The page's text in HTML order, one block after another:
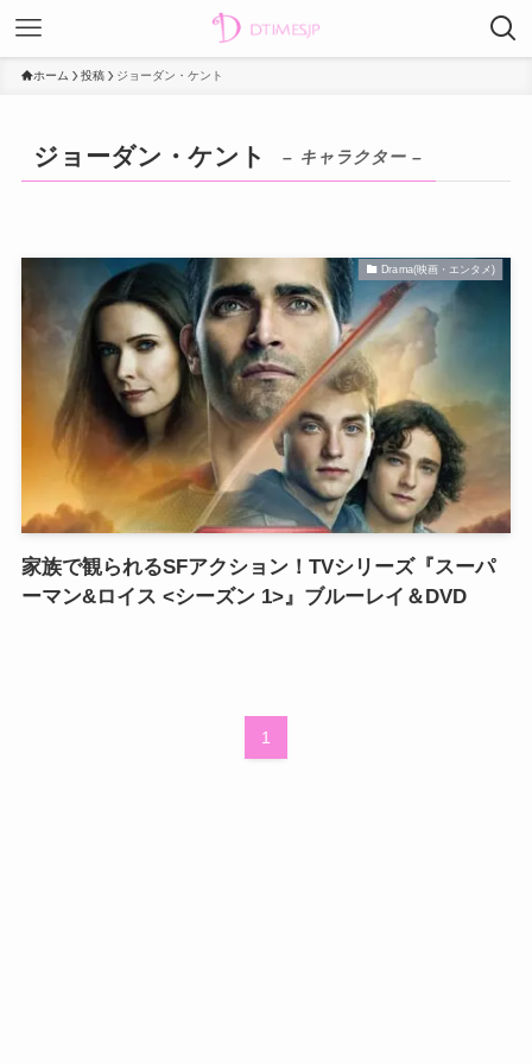
ホーム 投稿 ジョーダン・ケント
ジョーダン・ケント – キャラクター –
Drama(映画・エンタメ)
家族で観られるSFアクション！TVシリーズ『スーパ
ーマン&ロイス <シーズン 1>』ブルーレイ＆DVD
1